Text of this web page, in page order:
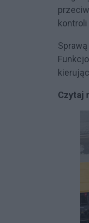
Czytaj